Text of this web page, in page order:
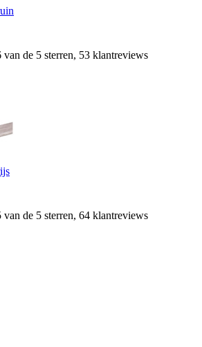
van de 5 sterren, 53 klantreviews
van de 5 sterren, 64 klantreviews